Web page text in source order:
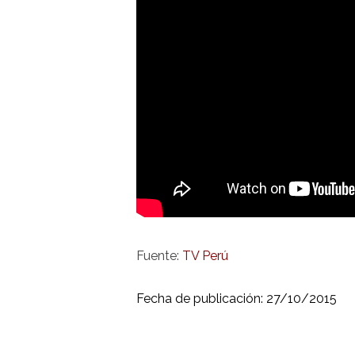
Fuente: TV Perú
Fecha de publicación: 27/10/2015